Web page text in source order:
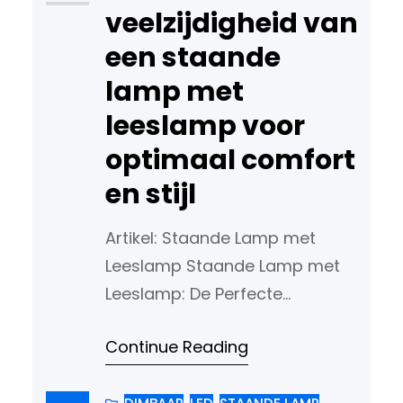
geworden in huizen, kantoren
en openbare ruimtes.
Voordelen van Staande LED
Lampen Een van de
belangrijkste voordelen van…
veelzijdigheid van
een staande
lamp met
leeslamp voor
optimaal comfort
en stijl
Artikel: Staande Lamp met
Leeslamp Staande Lamp met
Leeslamp: De Perfecte
Ruimte Verlichting speelt een
Continue Reading